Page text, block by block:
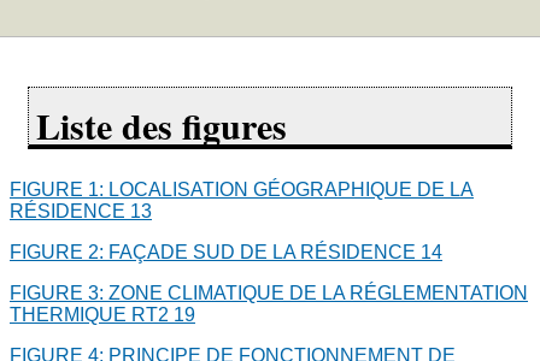
Liste des figures
FIGURE 1: LOCALISATION GÉOGRAPHIQUE DE LA
RÉSIDENCE 13
FIGURE 2: FAÇADE SUD DE LA RÉSIDENCE 14
FIGURE 3: ZONE CLIMATIQUE DE LA RÉGLEMENTATION
THERMIQUE RT2 19
FIGURE 4: PRINCIPE DE FONCTIONNEMENT DE